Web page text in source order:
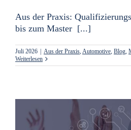
Aus der Praxis:
bis zum Master [...]
Juli 2026 | Aus der Praxis Automotive Blog
Weiterlesen